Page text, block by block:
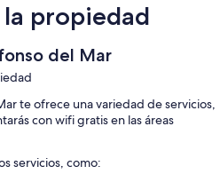
propiedad
del Mar
te ofrece una variedad de servicios,
con wifi gratis en las áreas
servicios, como: